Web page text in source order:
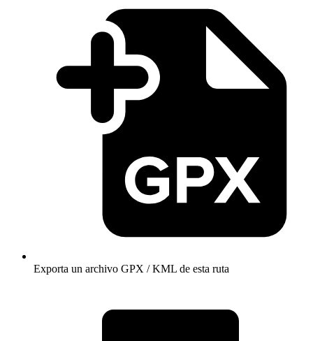
Exporta un archivo GPX / KML de esta ruta